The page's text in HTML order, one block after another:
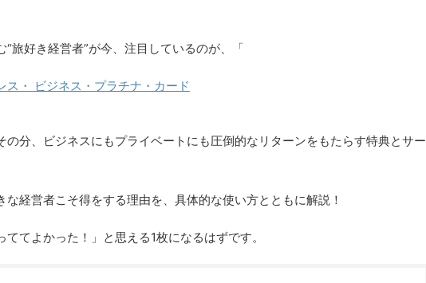
“旅好き経営者”が今、注目しているのが、「
ス・ ビジネス・プラチナ・カード
の分、ビジネスにもプライベートにも圧倒的なリターンをもたらす特典とサー
な経営者こそ得をする理由を、具体的な使い方とともに解説！
てよかった！」と思える1枚になるはずです。